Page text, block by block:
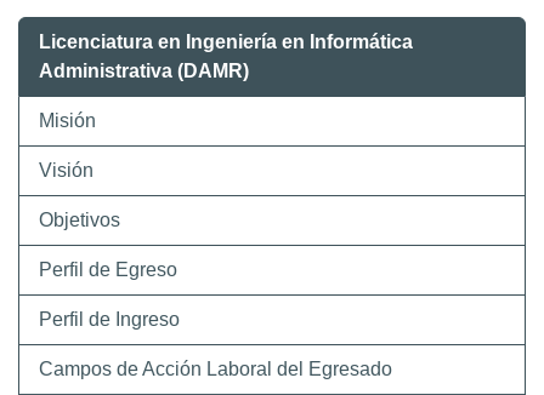
Licenciatura en Ingeniería en Informática
Administrativa (DAMR)
Misión
Visión
Objetivos
Perfil de Egreso
Perfil de Ingreso
Campos de Acción Laboral del Egresado